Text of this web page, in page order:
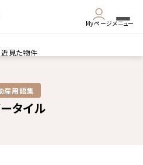
Myページメニュー
見た物件
産用語集​
タイル